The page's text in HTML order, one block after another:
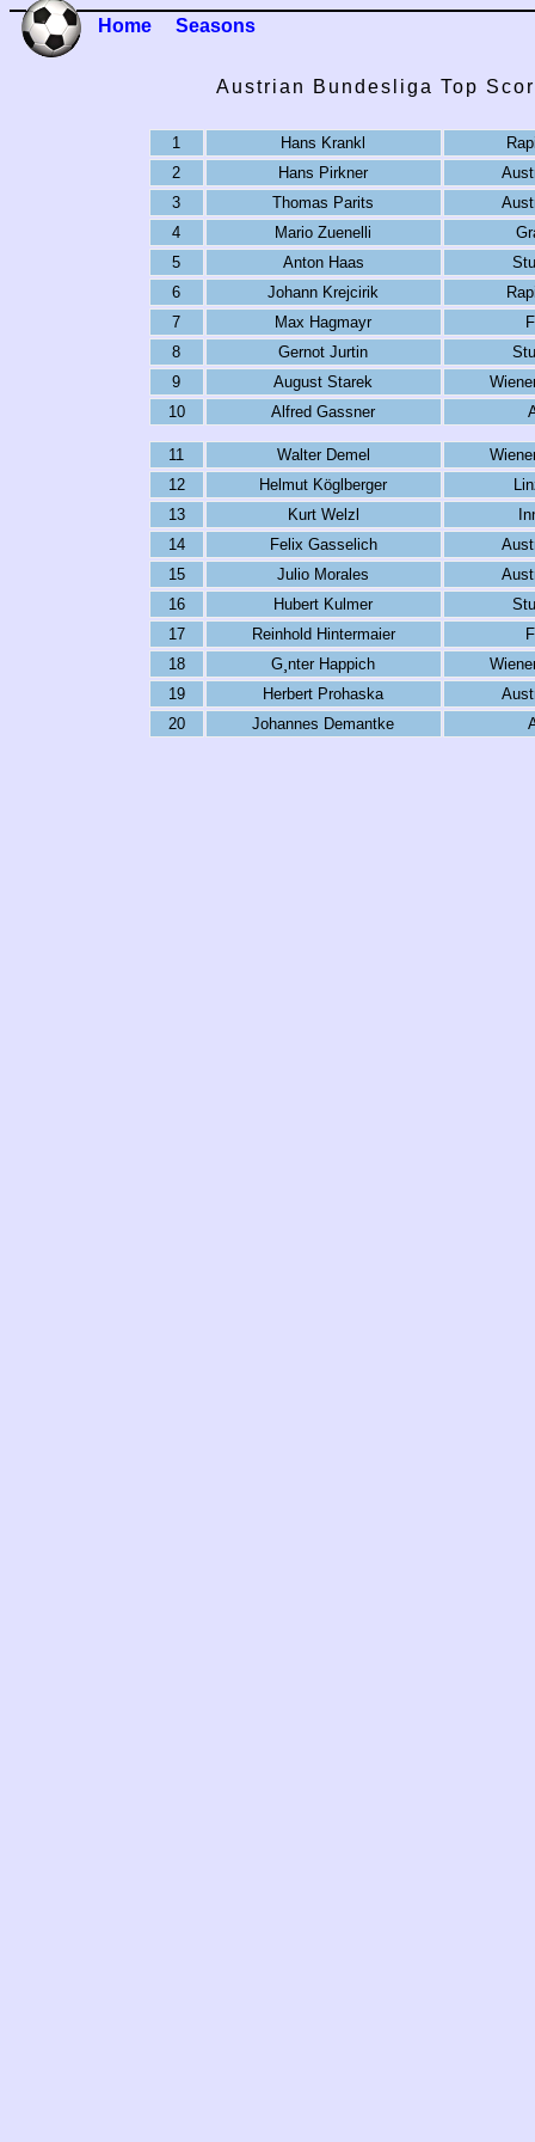
Home Seasons
Austrian Bundesliga Top
1 Hans Krankl
2
Hans Pirkner
3
Thomas Parits
4
Mario Zuenelli
5
Anton Haas
6
Johann Krejcirik
7
Max Hagmayr
8
Gernot Jurtin
9
August Starek
10
Alfred Gassner
11 Walter Demel
12
Helmut Köglberger
13
Kurt Welzl
14
Felix Gasselich
15
Julio Morales
16
Hubert Kulmer
17
Reinhold Hintermaier
18
G¸nter Happich
19
Herbert Prohaska
20
Johannes Demantke